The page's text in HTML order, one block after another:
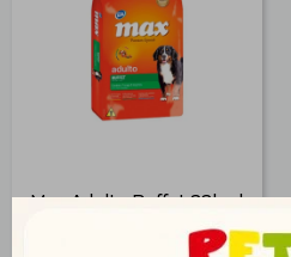
Max Adulto Buffet 22kg |
Sabor y Nutrición